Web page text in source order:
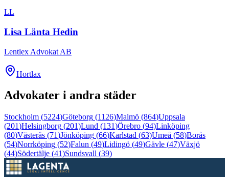
LL
Lisa Länta Hedin
Lentlex Advokat AB
Hortlax
Advokater i andra städer
Stockholm (5224)Göteborg (1126)Malmö (864)Uppsala
(201)Helsingborg (201)Lund (131)Örebro (94)Linköping
(80)Västerås (71)Jönköping (66)Karlstad (63)Umeå (58)Borås
(54)Norrköping (52)Falun (49)Lidingö (49)Gävle (47)Växjö
(44)Södertälje (41)Sundsvall (39)